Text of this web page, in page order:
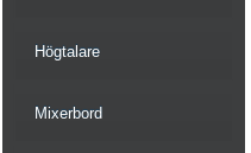
Högtalare
Mixerbord